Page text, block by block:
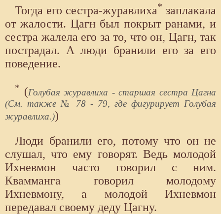
Тогда его сестра-журавлиха* заплакала
от жалости. Цагн был покрыт ранами, и
сестра жалела его за то, что он, Цагн, так
пострадал. А люди бранили его за его
поведение.
* (Голубая журавлиха - старшая сестра Цагна
(См. также № 78 - 79, где фигурирует Голубая
журавлиха.))
Люди бранили его, потому что он не
слушал, что ему говорят. Ведь молодой
Ихневмон часто говорил с ним.
Квамманга говорил молодому
Ихневмону, а молодой Ихневмон
передавал своему деду Цагну.